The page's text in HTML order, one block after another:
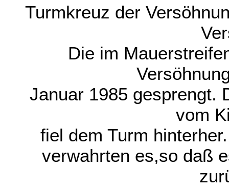
Turmkreuz der
Die im
Januar 1985 gesprengt.
vom
fiel dem Turm
verwahrten es,so daß